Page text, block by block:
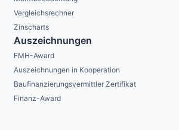
Vergleichsrechner
Zinscharts
Auszeichnungen
FMH-Award
Auszeichnungen in Kooperation
Baufinanzierungsvermittler Zertifikat
Finanz-Award